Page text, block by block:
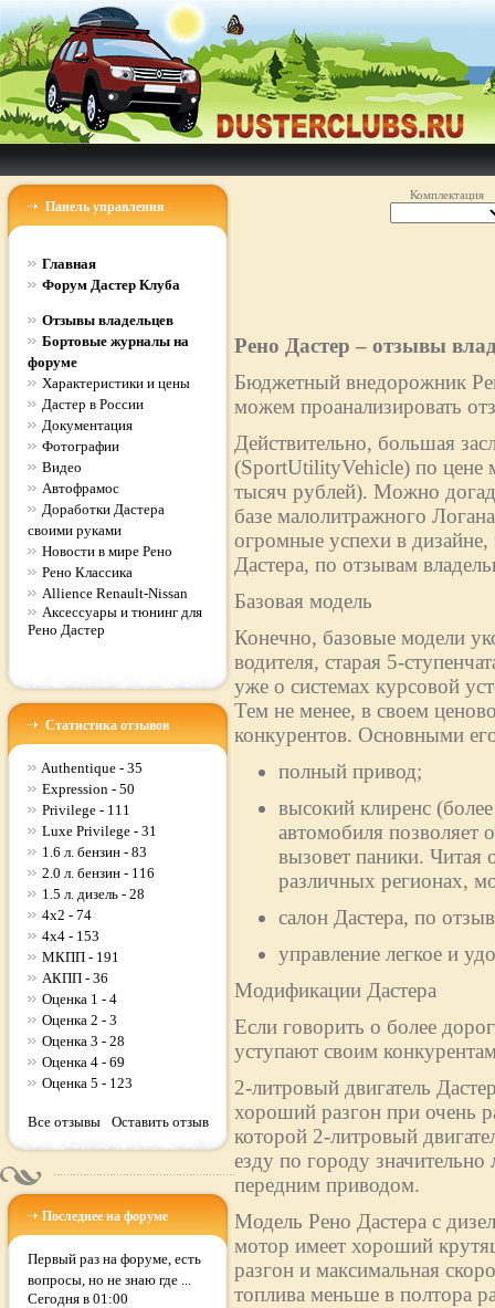
Панель управления
Главная
Форум Дастер Клуба
Отзывы владельцев
Бортовые журналы на
форуме
Характеристики и цены
Дастер в России
Документация
Фотографии
Видео
Автофрамос
Доработки Дастера
своими руками
Новости в мире Рено
Рено Классика
Allience Renault-Nissan
Аксессуары и тюнинг для
Рено Дастер
Статистика отзывов
Authentique - 35
Expression - 50
Privilege - 111
Luxe Privilege - 31
1.6 л. бензин - 83
2.0 л. бензин - 116
1.5 л. дизель - 28
4x2 - 74
4x4 - 153
МКПП - 191
АКПП - 36
Оценка 1 - 4
Оценка 2 - 3
Оценка 3 - 28
Оценка 4 - 69
Оценка 5 - 123
Все отзывы Оставить отзыв
Последнее на форуме
Первый раз на форуме, есть
вопросы, но не знаю где ...
Сегодня в 01:00
Комплектация
Рено Дастер – отзывы
Бюджетный внедорожник
можем проанализировать
Действительно, большая
(SportUtilityVehicle) по цене
тысяч рублей). Можно
базе малолитражного
огромные успехи в
Дастера, по отзывам
Базовая модель
Конечно, базовые модели
водителя, старая 5-
уже о системах курсовой
Тем не менее, в своем
конкурентов. Основными
полный привод;
высокий клиренс
автомобиля позволяет
вызовет паники. Читая
различных регионах,
салон Дастера, по
управление легкое и
Модификации Дастера
Если говорить о более
уступают своим
2-литровый двигатель
хороший разгон при очень
которой 2-литровый
езду по городу
передним приводом.
Модель Рено Дастера с
мотор имеет хороший
разгон и максимальная
топлива меньше в полтора